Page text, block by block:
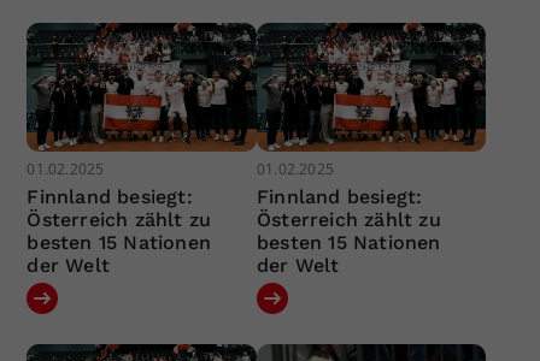
01.02.2025
Finnland besiegt:
Österreich zählt zu
besten 15 Nationen
der Welt
01.02.2025
Finnland besiegt:
Österreich zählt zu
besten 15 Nationen
der Welt